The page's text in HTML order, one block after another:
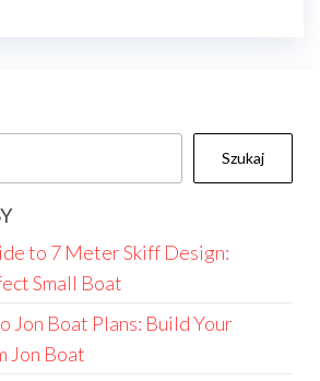
Szukaj
to 7 Meter Skiff Design:
Small Boat
Jon Boat Plans: Build Your
Jon Boat